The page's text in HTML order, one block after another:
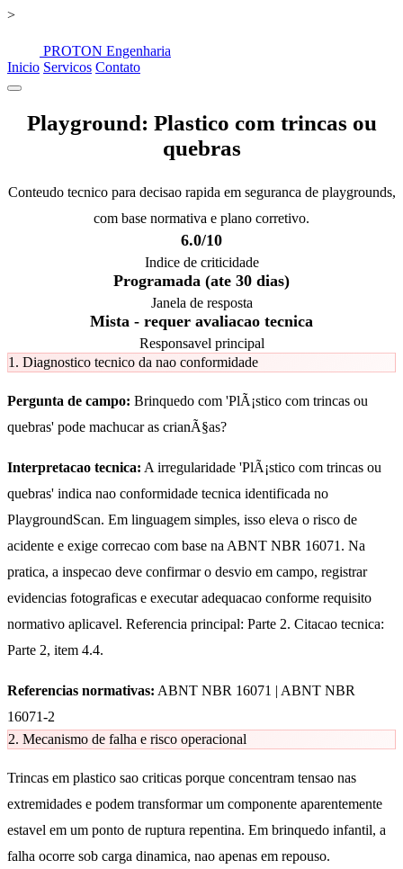
>
PROTON Engenharia
Inicio Servicos Contato
Playground: Plastico com trincas ou
quebras
Conteudo tecnico para decisao rapida em seguranca de playgrounds,
com base normativa e plano corretivo.
6.0/10
Indice de criticidade
Programada (ate 30 dias)
Janela de resposta
Mista - requer avaliacao tecnica
Responsavel principal
1. Diagnostico tecnico da nao conformidade
Pergunta de campo: Brinquedo com 'PlÃ¡stico com trincas ou
quebras' pode machucar as crianÃ§as?
Interpretacao tecnica: A irregularidade 'PlÃ¡stico com trincas ou
quebras' indica nao conformidade tecnica identificada no
PlaygroundScan. Em linguagem simples, isso eleva o risco de
acidente e exige correcao com base na ABNT NBR 16071. Na
pratica, a inspecao deve confirmar o desvio em campo, registrar
evidencias fotograficas e executar adequacao conforme requisito
normativo aplicavel. Referencia principal: Parte 2. Citacao tecnica:
Parte 2, item 4.4.
Referencias normativas: ABNT NBR 16071 | ABNT NBR
16071-2
2. Mecanismo de falha e risco operacional
Trincas em plastico sao criticas porque concentram tensao nas
extremidades e podem transformar um componente aparentemente
estavel em um ponto de ruptura repentina. Em brinquedo infantil, a
falha ocorre sob carga dinamica, nao apenas em repouso.